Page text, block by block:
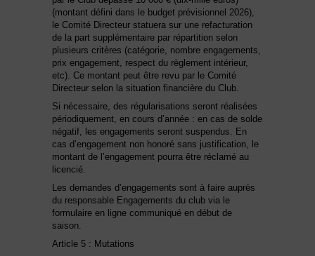
(montant défini dans le budget prévisionnel 2026),
le Comité Directeur statuera sur une refacturation
de la part supplémentaire par répartition selon
plusieurs critères (catégorie, nombre engagements,
prix engagement, respect du règlement intérieur,
etc). Ce montant peut être revu par le Comité
Directeur selon la situation financière du Club.
Si nécessaire, des régularisations seront réalisées
périodiquement, en cours d’année : en cas de solde
négatif, les engagements seront suspendus. En
cas d’engagement non honoré sans justification, le
montant de l’engagement pourra être réclamé au
licencié.
Les demandes d’engagements sont à faire auprès
du responsable Engagements du club via le
formulaire en ligne communiqué en début de
saison.
Article 5 : Mutations